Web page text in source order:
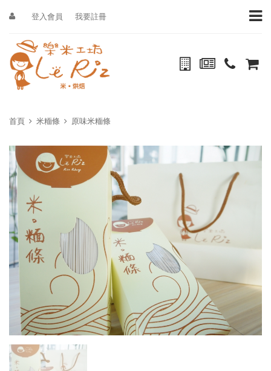
登入會員 我要註冊
首頁 米糆條 原味米糆條